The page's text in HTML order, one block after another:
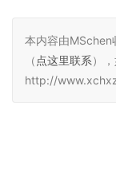
本内容由MSchen
（ 点这里联系）
http://